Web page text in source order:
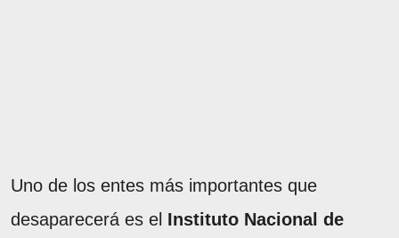
Uno de los entes más importantes que
desaparecerá es el Instituto Nacional de